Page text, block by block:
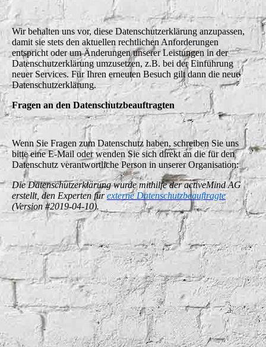
Wir behalten uns vor, diese Datenschutzerklärung anzupassen,
damit sie stets den aktuellen rechtlichen Anforderungen
entspricht oder um Änderungen unserer Leistungen in der
Datenschutzerklärung umzusetzen, z.B. bei der Einführung
neuer Services. Für Ihren erneuten Besuch gilt dann die neue
Datenschutzerklärung.
Fragen an den Datenschutzbeauftragten
Wenn Sie Fragen zum Datenschutz haben, schreiben Sie uns
bitte eine E-Mail oder wenden Sie sich direkt an die für den
Datenschutz verantwortliche Person in unserer Organisation:
Die Datenschutzerklärung wurde mithilfe der activeMind AG
erstellt, den Experten fürexterne Datenschutzbeauftragte
(Version #2019-04-10).